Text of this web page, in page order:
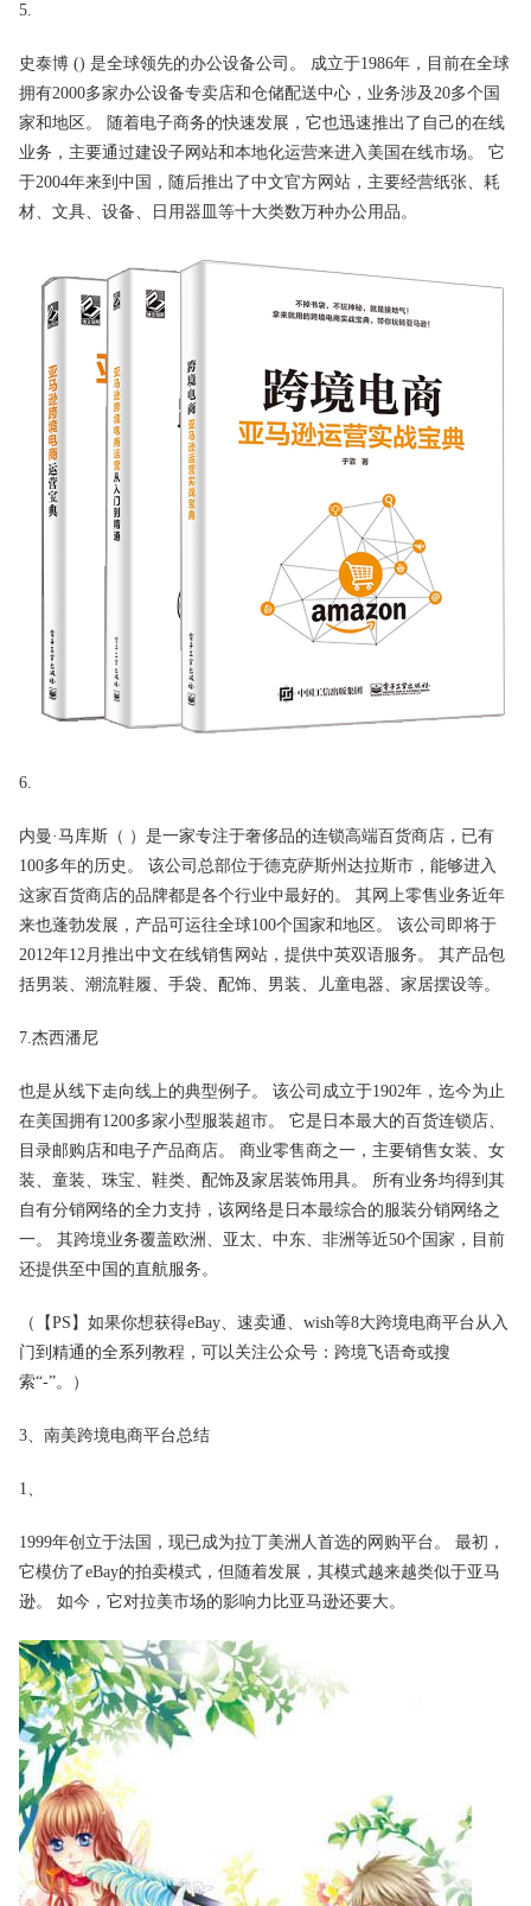
5.
史泰博 () 是全球领先的办公设备公司。 成立于1986年，目前在全球
拥有2000多家办公设备专卖店和仓储配送中心，业务涉及20多个国
家和地区。 随着电子商务的快速发展，它也迅速推出了自己的在线
业务，主要通过建设子网站和本地化运营来进入美国在线市场。 它
于2004年来到中国，随后推出了中文官方网站，主要经营纸张、耗
材、文具、设备、日用器皿等十大类数万种办公用品。
6.
内曼·马库斯（ ）是一家专注于奢侈品的连锁高端百货商店，已有
100多年的历史。 该公司总部位于德克萨斯州达拉斯市，能够进入
这家百货商店的品牌都是各个行业中最好的。 其网上零售业务近年
来也蓬勃发展，产品可运往全球100个国家和地区。 该公司即将于
2012年12月推出中文在线销售网站，提供中英双语服务。 其产品包
括男装、潮流鞋履、手袋、配饰、男装、儿童电器、家居摆设等。
7.杰西潘尼
也是从线下走向线上的典型例子。 该公司成立于1902年，迄今为止
在美国拥有1200多家小型服装超市。 它是日本最大的百货连锁店、
目录邮购店和电子产品商店。 商业零售商之一，主要销售女装、女
装、童装、珠宝、鞋类、配饰及家居装饰用具。 所有业务均得到其
自有分销网络的全力支持，该网络是日本最综合的服装分销网络之
一。 其跨境业务覆盖欧洲、亚太、中东、非洲等近50个国家，目前
还提供至中国的直航服务。
（【PS】如果你想获得eBay、速卖通、wish等8大跨境电商平台从入
门到精通的全系列教程，可以关注公众号：跨境飞语奇或搜
索“-”。）
3、南美跨境电商平台总结
1、
1999年创立于法国，现已成为拉丁美洲人首选的网购平台。 最初，
它模仿了eBay的拍卖模式，但随着发展，其模式越来越类似于亚马
逊。 如今，它对拉美市场的影响力比亚马逊还要大。